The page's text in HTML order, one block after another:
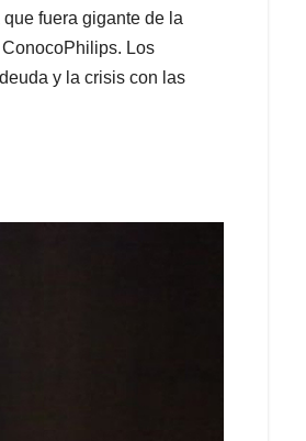
fuera gigante de la
Los
y la crisis con las